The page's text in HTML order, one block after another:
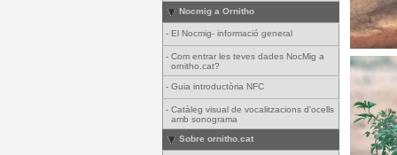
Nocmig a Ornitho
- El Nocmig- informació general
- Com entrar les teves dades NocMig a
ornitho.cat?
- Guia introductòria NFC
- Catàleg visual de vocalitzacions d'ocells
amb sonograma
Sobre ornitho.cat